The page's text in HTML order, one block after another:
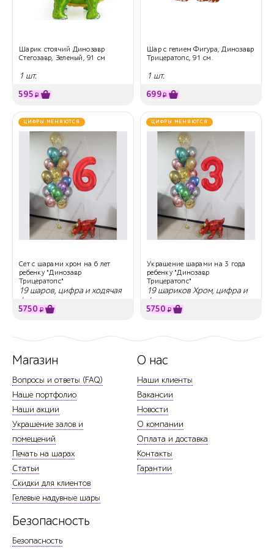
Шарик стоячий Динозавр
Стегозавр, Зеленый, 91 см
1 шт.
595 ₽
Шар с гелием Фигура, Динозавр
Трицератопс, 91 см.
1 шт.
699₽
ЦИФРЫ МЕНЯЮТСЯ
Сет с шарами хром на 6 лет
ребенку "Динозавр
Трицератопс"
19 шаров, цифра и ходячая
фигура
5750 ₽
ЦИФРЫ МЕНЯЮТСЯ
Украшение шарами на 3 года
ребенку "Динозавр
Трицератопс"
19 шариков Хром, цифра и
фигурака
5750 ₽
Магазин
Вопросы и ответы (FAQ)
Наше портфолио
Наши акции
Украшение залов и
помещений
Печать на шарах
Статьи
Скидки для клиентов
Гелевые надувные шары
О нас
Наши клиенты
Вакансии
Новости
О компании
Оплата и доставка
Контакты
Гарантии
Безопасность
Безопасность